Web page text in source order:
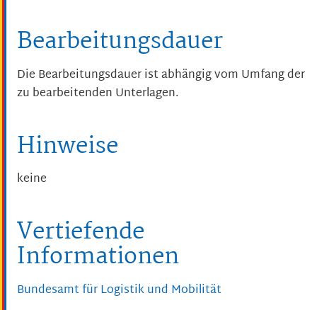
Bearbeitungsdauer
Die Bearbeitungsdauer ist abhängig vom Umfang der
zu bearbeitenden Unterlagen.
Hinweise
keine
Vertiefende
Informationen
Bundesamt für Logistik und Mobilität